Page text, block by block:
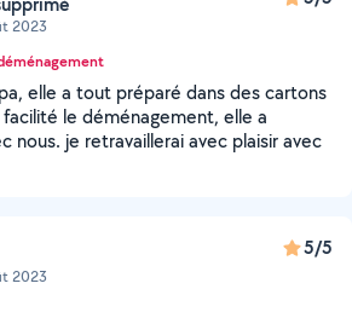
2023
elle a tout préparé dans des cartons
le déménagement, elle a
nous. je retravaillerai avec plaisir avec
2023
5/5